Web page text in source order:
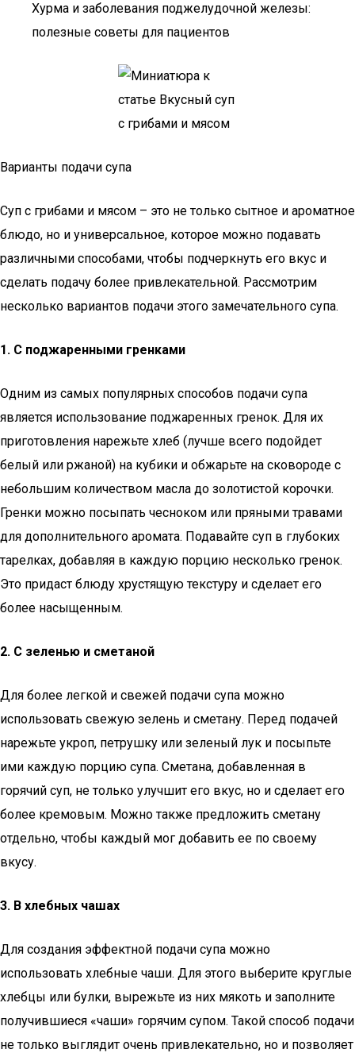
Хурма и заболевания поджелудочной железы:
полезные советы для пациентов
Варианты подачи супа
Суп с грибами и мясом – это не только сытное и ароматное
блюдо, но и универсальное, которое можно подавать
различными способами, чтобы подчеркнуть его вкус и
сделать подачу более привлекательной. Рассмотрим
несколько вариантов подачи этого замечательного супа.
1. С поджаренными гренками
Одним из самых популярных способов подачи супа
является использование поджаренных гренок. Для их
приготовления нарежьте хлеб (лучше всего подойдет
белый или ржаной) на кубики и обжарьте на сковороде с
небольшим количеством масла до золотистой корочки.
Гренки можно посыпать чесноком или пряными травами
для дополнительного аромата. Подавайте суп в глубоких
тарелках, добавляя в каждую порцию несколько гренок.
Это придаст блюду хрустящую текстуру и сделает его
более насыщенным.
2. С зеленью и сметаной
Для более легкой и свежей подачи супа можно
использовать свежую зелень и сметану. Перед подачей
нарежьте укроп, петрушку или зеленый лук и посыпьте
ими каждую порцию супа. Сметана, добавленная в
горячий суп, не только улучшит его вкус, но и сделает его
более кремовым. Можно также предложить сметану
отдельно, чтобы каждый мог добавить ее по своему
вкусу.
3. В хлебных чашах
Для создания эффектной подачи супа можно
использовать хлебные чаши. Для этого выберите круглые
хлебцы или булки, вырежьте из них мякоть и заполните
получившиеся «чаши» горячим супом. Такой способ подачи
не только выглядит очень привлекательно, но и позволяет